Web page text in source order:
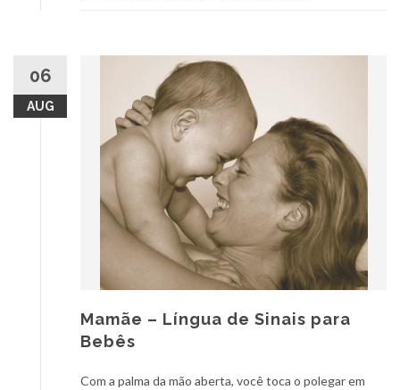
06
AUG
Mamãe – Língua de Sinais para
Bebês
Com a palma da mão aberta, você toca o polegar em